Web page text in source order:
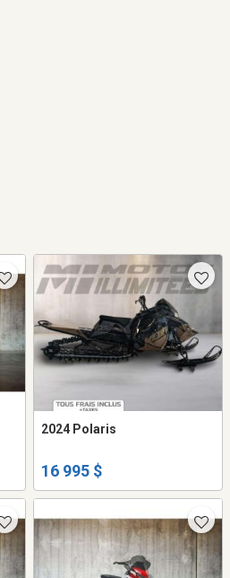
2024 Polaris
16 995 $